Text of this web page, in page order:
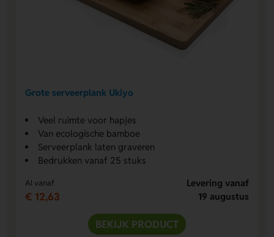
Grote serveerplank Ukiyo
Veel ruimte voor hapjes
Van ecologische bamboe
Serveerplank laten graveren
Bedrukken vanaf 25 stuks
Al vanaf
€ 12,63
Levering vanaf
19 augustus
BEKIJK PRODUCT